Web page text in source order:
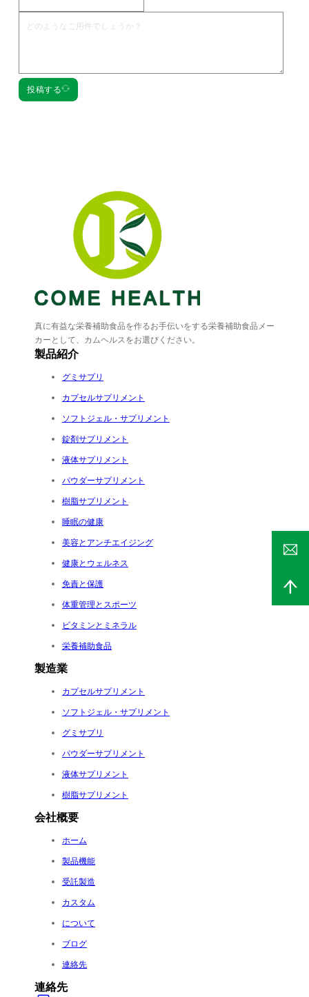
投稿する
真に有益な栄養補助食品を作るお手伝いをする栄養補助食品メー
カーとして、カムヘルスをお選びください。
製品紹介
グミサプリ
カプセルサプリメント
ソフトジェル・サプリメント
錠剤サプリメント
液体サプリメント
パウダーサプリメント
樹脂サプリメント
睡眠の健康
美容とアンチエイジング
健康とウェルネス
免責と保護
体重管理とスポーツ
ビタミンとミネラル
栄養補助食品
製造業
カプセルサプリメント
ソフトジェル・サプリメント
グミサプリ
パウダーサプリメント
液体サプリメント
樹脂サプリメント
会社概要
ホーム
製品機能
受託製造
カスタム
について
ブログ
連絡先
連絡先